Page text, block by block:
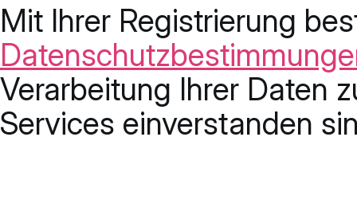
Mit Ihrer Registrierung
Verarbeitung Ihrer Daten
Services einverstanden